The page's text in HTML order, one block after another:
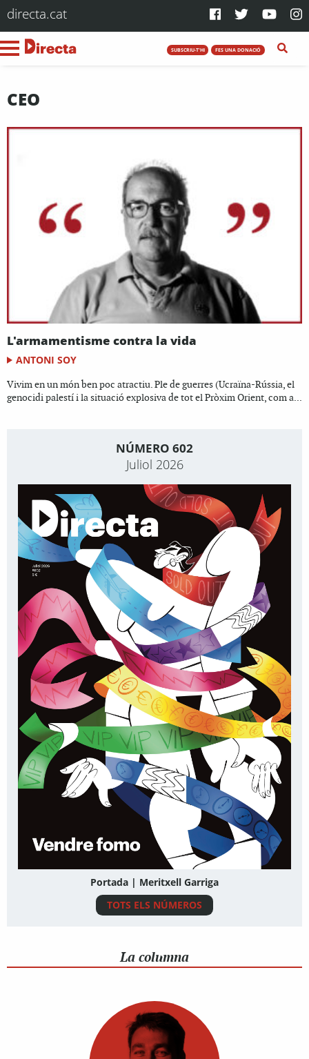
directa.cat
SUBSCRIU-T'HI FES UNA DONACIÓ
CEO
L'armamentisme contra la vida
ANTONI SOY
Vivim en un món ben poc atractiu. Ple de guerres (Ucraïna-Rússia, el
genocidi palestí i la situació explosiva de tot el Pròxim Orient, com a...
NÚMERO 602
Juliol 2026
Portada | Meritxell Garriga
TOTS ELS NÚMEROS
La columna